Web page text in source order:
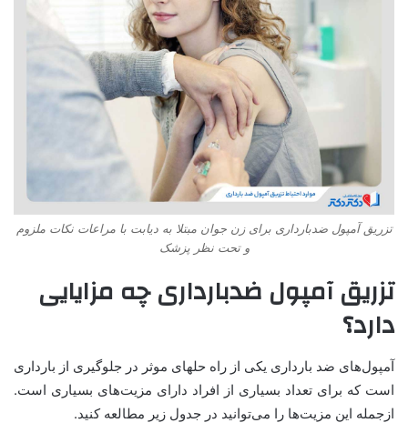
تزریق آمپول ضدبارداری برای زن جوان مبتلا به دیابت با مراعات نکات ملزوم
و تحت نظر پزشک
تزریق آمپول ضدبارداری چه مزایایی
دارد؟
آمپول‌های ضد بارداری یکی از راه حلهای موثر در جلوگیری از بارداری
است که برای تعداد بسیاری از افراد دارای مزیت‌های بسیاری است.
ازجمله این مزیت‌ها را می‌توانید در جدول زیر مطالعه کنید.